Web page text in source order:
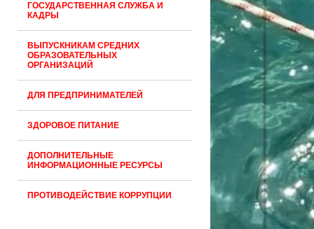
ГОСУДАРСТВЕННАЯ СЛУЖБА И
КАДРЫ
ВЫПУСКНИКАМ СРЕДНИХ
ОБРАЗОВАТЕЛЬНЫХ
ОРГАНИЗАЦИЙ
ДЛЯ ПРЕДПРИНИМАТЕЛЕЙ
ЗДОРОВОЕ ПИТАНИЕ
ДОПОЛНИТЕЛЬНЫЕ
ИНФОРМАЦИОННЫЕ РЕСУРСЫ
ПРОТИВОДЕЙСТВИЕ КОРРУПЦИИ